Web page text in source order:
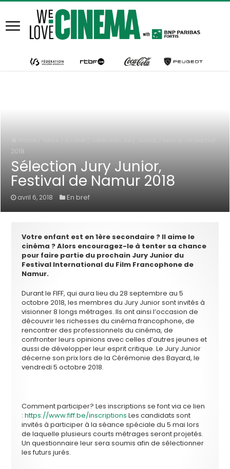
2018
Sélection Jury Junior,
Festival de Namur 2018
avril 6, 2018 En bref
Votre enfant est en 1ère secondaire ? Il aime le
cinéma ? Alors encouragez-le à tenter sa chance
pour faire partie du prochain Jury Junior du
Festival International du Film Francophone de
Namur.
Durant le FIFF, qui aura lieu du 28 septembre au 5
octobre 2018, les membres du Jury Junior sont invités à
visionner 8 longs métrages. Ils ont ainsi l’occasion de
découvrir les richesses du cinéma francophone, de
rencontrer des professionnels du cinéma, de
confronter leurs opinions avec celles d’autres jeunes et
aussi de développer leur esprit critique. Le Jury Junior
décerne son prix lors de la Cérémonie des Bayard, le
vendredi 5 octobre 2018.
Comment participer?Les inscriptions se font via ce lien
:https://www.fiff.be/inscriptions Les candidats sont
invités à participer à la séance spéciale du 5 mai lors
de laquelle plusieurs courts métrages seront projetés.
Un questionnaire leur sera soumis afin de sélectionner
les futurs jurés.